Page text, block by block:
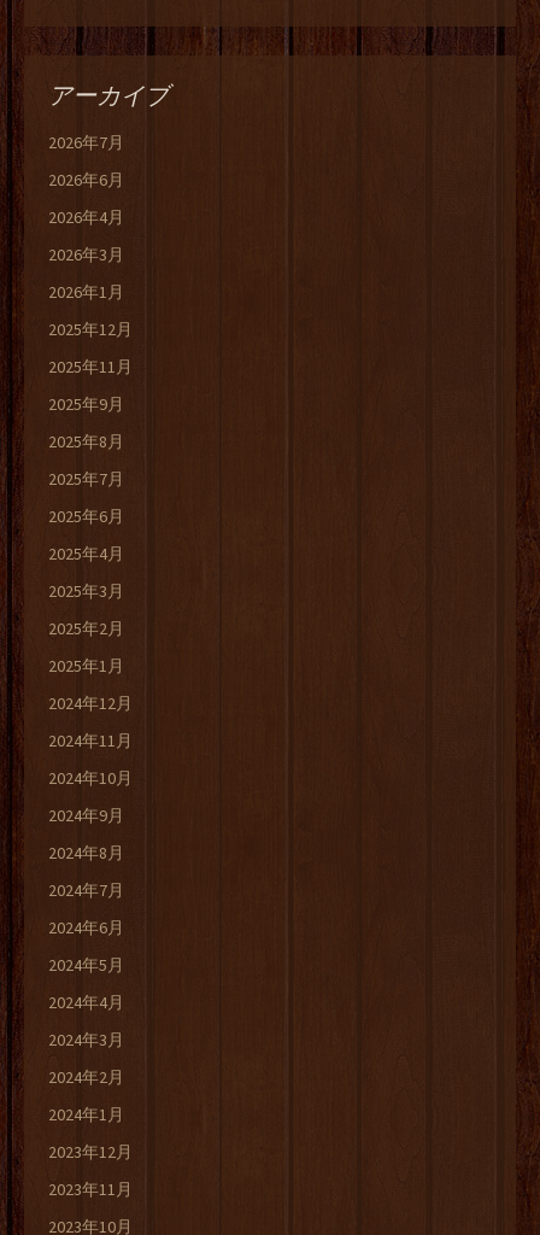
アーカイブ
2026年7月
2026年6月
2026年4月
2026年3月
2026年1月
2025年12月
2025年11月
2025年9月
2025年8月
2025年7月
2025年6月
2025年4月
2025年3月
2025年2月
2025年1月
2024年12月
2024年11月
2024年10月
2024年9月
2024年8月
2024年7月
2024年6月
2024年5月
2024年4月
2024年3月
2024年2月
2024年1月
2023年12月
2023年11月
2023年10月